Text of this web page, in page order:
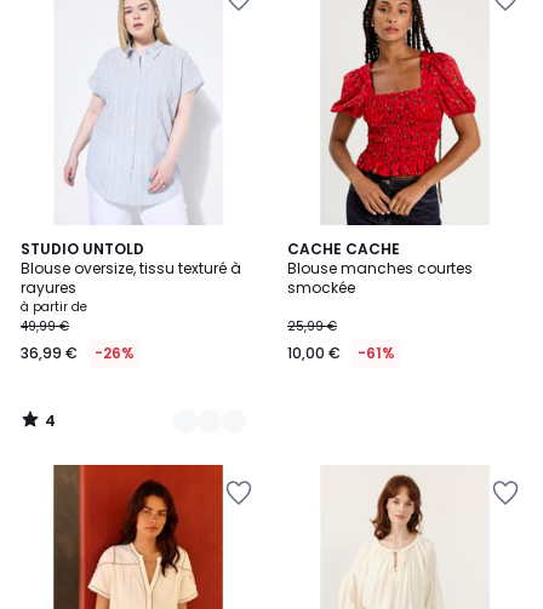
STUDIO UNTOLD
Blouse oversize, tissu texturé à
rayures
à partir de
49,99 €
36,99 € -26%
4
/
5
2
Couleurs
4
/
CACHE CACHE
Blouse manches courtes
smockée
25,99 €
10,00 € -61%